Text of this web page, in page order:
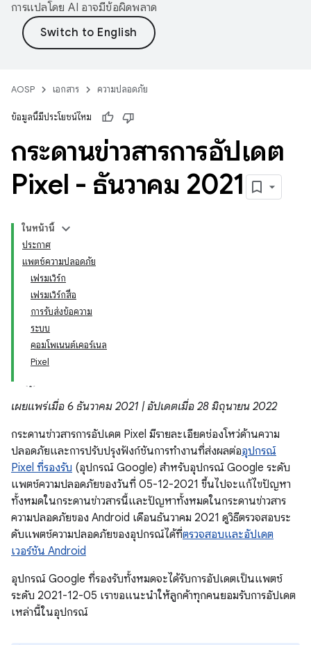
การแปลโดย AI อาจมีข้อผิดพลาด
AOSP เอกสาร ความปลอดภัย
ข้อมูลนี้มีประโยชน์ไหม
กระดานข่าวสารการอัปเดต
Pixel - ธันวาคม 2021
ในหน้านี้
ประกาศ
แพตช์ความปลอดภัย
เฟรมเวิร์ก
เฟรมเวิร์กสื่อ
การรับส่งข้อความ
ระบบ
คอมโพเนนต์เคอร์เนล
Pixel
เผยแพร่เมื่อ 6 ธันวาคม 2021 | อัปเดตเมื่อ 28 มิถุนายน 2022
กระดานข่าวสารการอัปเดต Pixel มีรายละเอียดช่องโหว่ด้านความ
ปลอดภัยและการปรับปรุงฟังก์ชันการทำงานที่ส่งผลต่ออุปกรณ์
Pixel ที่รองรับ (อุปกรณ์ Google) สำหรับอุปกรณ์ Google ระดับ
แพตช์ความปลอดภัยของวันที่ 05-12-2021 ขึ้นไปจะแก้ไขปัญหา
ทั้งหมดในกระดานข่าวสารนี้และปัญหาทั้งหมดในกระดานข่าวสาร
ความปลอดภัยของ Android เดือนธันวาคม 2021 ดูวิธีตรวจสอบระ
ดับแพตช์ความปลอดภัยของอุปกรณ์ได้ที่ตรวจสอบและอัปเดต
เวอร์ชัน Android
อุปกรณ์ Google ที่รองรับทั้งหมดจะได้รับการอัปเดตเป็นแพตช์
ระดับ 2021-12-05 เราขอแนะนำให้ลูกค้าทุกคนยอมรับการอัปเดต
เหล่านี้ในอุปกรณ์